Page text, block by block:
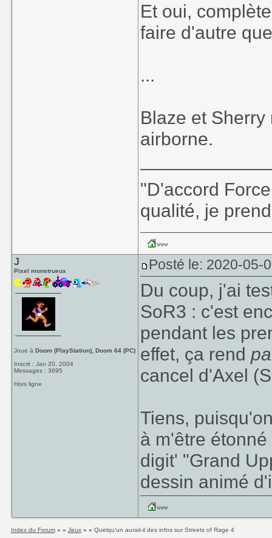
Et oui,
faire d'autre
...
Blaze et
airborne.
"D'accord
qualité, je
J
Pixel monstrueux
Joue àDoom (PlayStation), Doom 64 (PC)
Inscrit : Jan 20, 2004
Messages : 3695
Hors ligne
Posté le: 2020-05-
Du coup, j'ai
SoR3 : c'est
pendant les
effet, ça rend
cancel d'Axel
Tiens,
à m'être
digit' "Grand
dessin animé
Index du Forum» » Jeux» » Quelqu'un aurait-il des infos sur Streets of Rage 4